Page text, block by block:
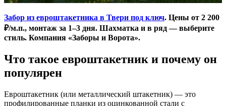
Забор из евроштакетника в Твери под ключ. Цены от 2 200
₽/м.п., монтаж за 1–3 дня. Шахматка и в ряд — выберите
стиль. Компания «Заборы и Ворота».
Что такое евроштакетник и почему он
популярен
Евроштакетник (или металлический штакетник) — это
профилированные планки из оцинкованной стали с